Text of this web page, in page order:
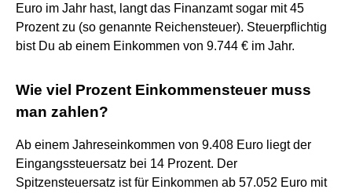
Euro im Jahr hast, langt das Finanzamt sogar mit 45
Prozent zu (so genannte Reichensteuer). Steuerpflichtig
bist Du ab einem Einkommen von 9.744 € im Jahr.
Wie viel Prozent Einkommensteuer muss
man zahlen?
Ab einem Jahreseinkommen von 9.408 Euro liegt der
Eingangssteuersatz bei 14 Prozent. Der
Spitzensteuersatz ist für Einkommen ab 57.052 Euro mit